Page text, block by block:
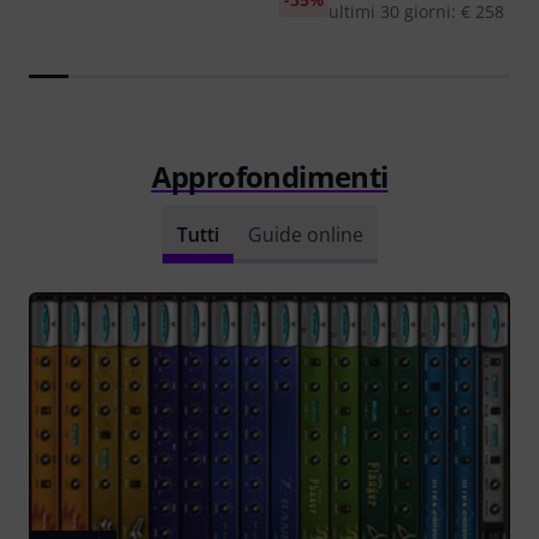
ultimi 30 giorni: € 258
Approfondimenti
Tutti Guide online